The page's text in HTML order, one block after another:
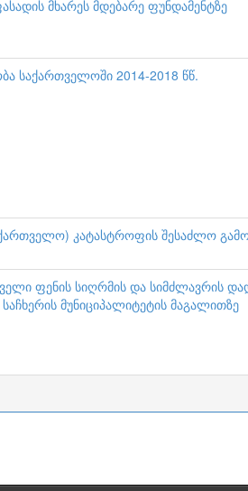
მხარეს მდებარე ფუნდამენტზე
საქართველოში 2014-2018 წწ.
კატასტროფის შესაძლო
ფენის სიღრმის და სიმძლავრის
მუნიციპალიტეტის მაგალითზე